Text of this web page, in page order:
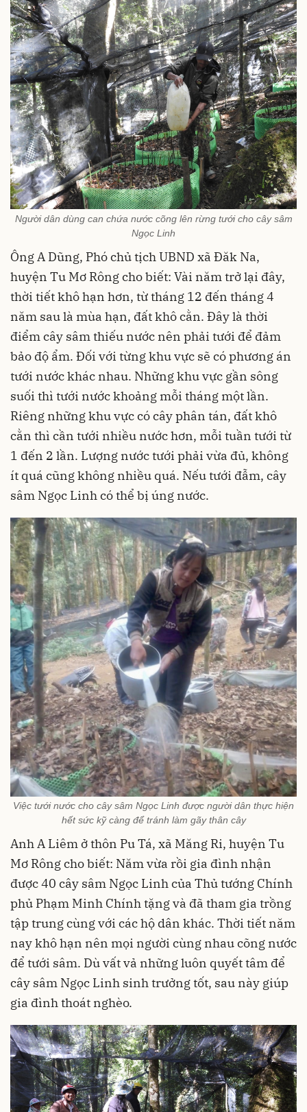
Người dân dùng can chứa nước cõng lên rừng tưới cho cây sâm
Ngọc Linh
Ông A Dũng, Phó chủ tịch UBND xã Đăk Na,
huyện Tu Mơ Rông cho biết: Vài năm trở lại đây,
thời tiết khô hạn hơn, từ tháng 12 đến tháng 4
năm sau là mùa hạn, đất khô cằn. Đây là thời
điểm cây sâm thiếu nước nên phải tưới để đảm
bảo độ ẩm. Đối với từng khu vực sẽ có phương án
tưới nước khác nhau. Những khu vực gần sông
suối thì tưới nước khoảng mỗi tháng một lần.
Riêng những khu vực có cây phân tán, đất khô
cằn thì cần tưới nhiều nước hơn, mỗi tuần tưới từ
1 đến 2 lần. Lượng nước tưới phải vừa đủ, không
ít quá cũng không nhiều quá. Nếu tưới đẫm, cây
sâm Ngọc Linh có thể bị úng nước.
Việc tưới nước cho cây sâm Ngọc Linh được người dân thực hiện
hết sức kỹ càng để tránh làm gãy thân cây
Anh A Liêm ở thôn Pu Tá, xã Măng Ri, huyện Tu
Mơ Rông cho biết: Năm vừa rồi gia đình nhận
được 40 cây sâm Ngọc Linh của Thủ tướng Chính
phủ Phạm Minh Chính tặng và đã tham gia trồng
tập trung cùng với các hộ dân khác. Thời tiết năm
nay khô hạn nên mọi người cùng nhau cõng nước
để tưới sâm. Dù vất vả những luôn quyết tâm để
cây sâm Ngọc Linh sinh trưởng tốt, sau này giúp
gia đình thoát nghèo.